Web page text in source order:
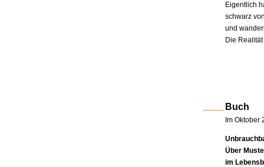
Eigentlich
schwarz
und
Die
Buch
Im Oktober
Über
im